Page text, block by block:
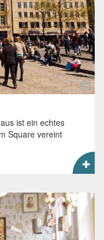
ist ein echtes
Square vereint